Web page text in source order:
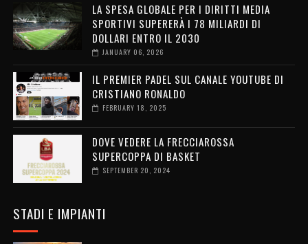
LA SPESA GLOBALE PER I DIRITTI MEDIA
SPORTIVI SUPERERÀ I 78 MILIARDI DI
DOLLARI ENTRO IL 2030
JANUARY 06, 2026
IL PREMIER PADEL SUL CANALE YOUTUBE DI
CRISTIANO RONALDO
FEBRUARY 18, 2025
DOVE VEDERE LA FRECCIAROSSA
SUPERCOPPA DI BASKET
SEPTEMBER 20, 2024
STADI E IMPIANTI